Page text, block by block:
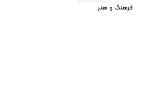
فرهنگ و هنر